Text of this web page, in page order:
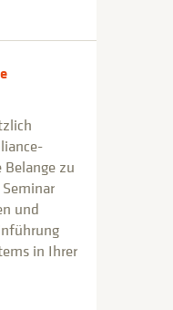
zu
und
in Ihrer